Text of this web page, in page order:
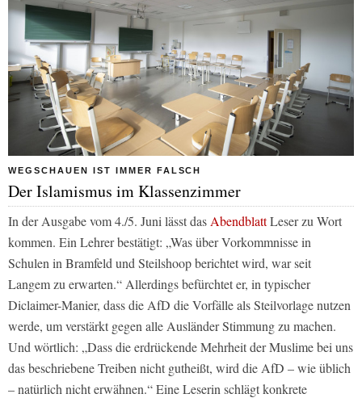
WEGSCHAUEN IST IMMER FALSCH
Der Islamismus im Klassenzimmer
In der Ausgabe vom 4./5. Juni lässt das AbendblattLeser zu Wort
kommen. Ein Lehrer bestätigt: „Was über Vorkommnisse in
Schulen in Bramfeld und Steilshoop berichtet wird, war seit
Langem zu erwarten.“ Allerdings befürchtet er, in typischer
Diclaimer-Manier, dass die AfD die Vorfälle als Steilvorlage nutzen
werde, um verstärkt gegen alle Ausländer Stimmung zu machen.
Und wörtlich: „Dass die erdrückende Mehrheit der Muslime bei uns
das beschriebene Treiben nicht gutheißt, wird die AfD – wie üblich
– natürlich nicht erwähnen.“ Eine Leserin schlägt konkrete